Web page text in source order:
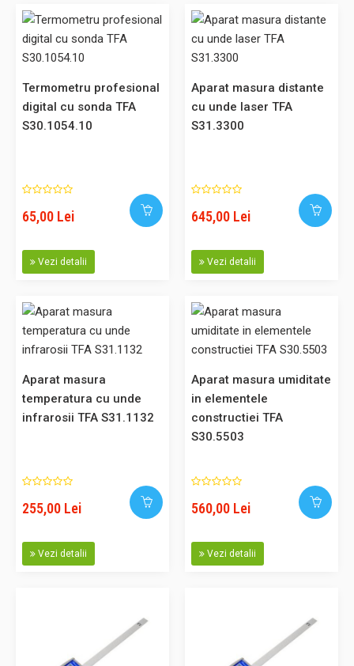
950,00 Lei
Adaugă în Coş
Comparaţie
Termometru profesional digital cu sonda THERMO JACK PRO
Termometru profesional digital cu sonda S30.1050.02
din alimente, lichide etc. - ideal pentru controlul temperaturii
alimentelor - masurare rapida si precisa - utilizare in diferite
aplicatii: vinuri, mancare copii, fripturi etc ..
326,00 Lei
Comparaţie
Termometru digital cu sonda THERMO JACK TFA S30.1047.02
Termometru profesional
digital cu sonda TFA
S30.1054.10
65,00 Lei
Vezi detalii
Aparat masura distante
cu unde laser TFA
S31.3300
645,00 Lei
Vezi detalii
Aparat masura
temperatura cu unde
infrarosii TFA S31.1132
255,00 Lei
Vezi detalii
Aparat masura umiditate
in elementele
constructiei TFA
S30.5503
560,00 Lei
Vezi detalii